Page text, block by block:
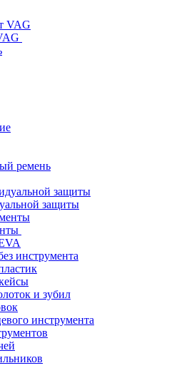
ремень
защиты
инструмента
и зубил
инструмента